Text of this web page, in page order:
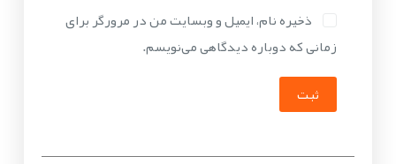
ذخیره نام، ایمیل و وبسایت من در مرورگر برای
زمانی که دوباره دیدگاهی می‌نویسم.
ثبت